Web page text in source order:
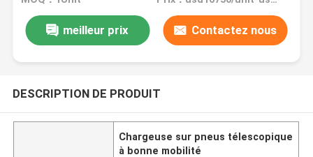
meilleur prix Contactez nous
DESCRIPTION DE PRODUIT
Chargeuse sur pneus télescopique
à bonne mobilité